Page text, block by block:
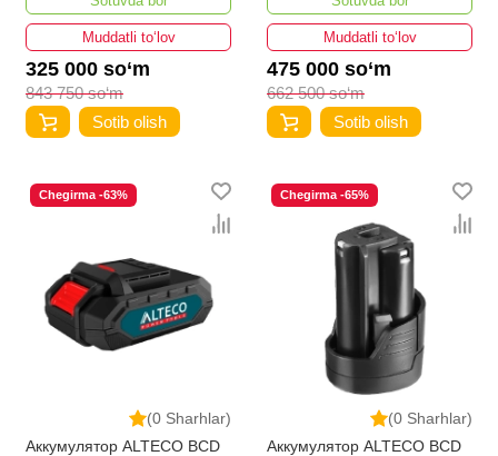
Muddatli to‘lov
325 000 so‘m
843 750 so‘m
Sotib olish
Muddatli to‘lov
475 000 so‘m
662 500 so‘m
Sotib olish
(0 Sharhlar)
Chegirma -63%
Аккумулятор ALTECO BCD
(0 Sharhlar)
Chegirma -65%
Аккумулятор ALTECO BCD